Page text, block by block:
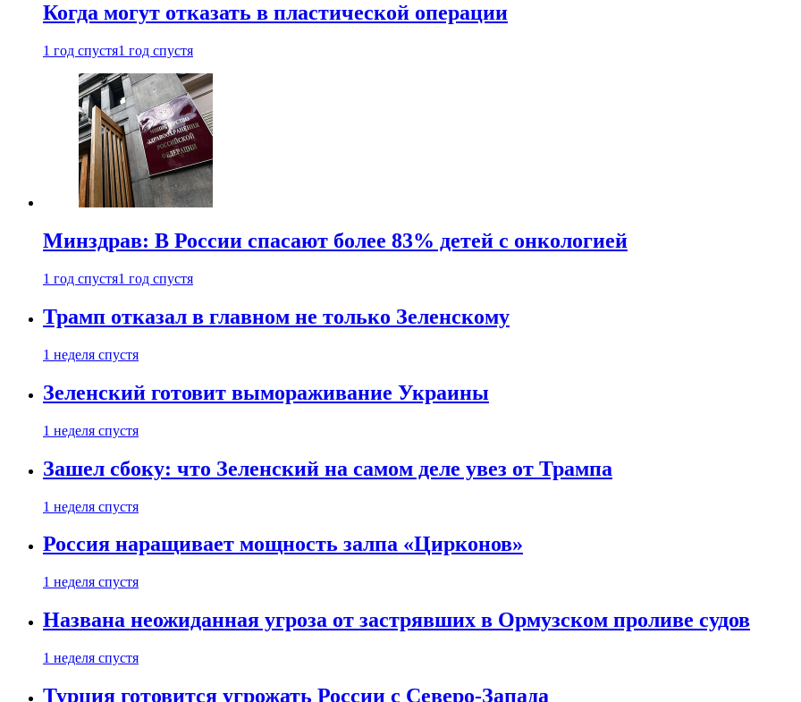
Когда могут отказать в пластической операции
1 год спустя1 год спустя
Минздрав: В России спасают более 83% детей с онкологией
1 год спустя1 год спустя
Трамп отказал в главном не только Зеленскому
1 неделя спустя
Зеленский готовит вымораживание Украины
1 неделя спустя
Зашел сбоку: что Зеленский на самом деле увез от Трампа
1 неделя спустя
Россия наращивает мощность залпа «Цирконов»
1 неделя спустя
Названа неожиданная угроза от застрявших в Ормузском проливе судов
1 неделя спустя
Турция готовится угрожать России с Северо-Запада